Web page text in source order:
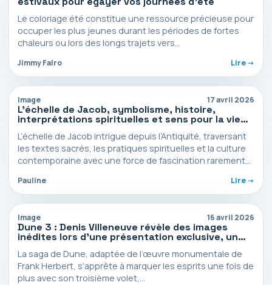
Le coloriage été constitue une ressource précieuse pour
occuper les plus jeunes durant les périodes de fortes
chaleurs ou lors des longs trajets vers…
Jimmy Falro Lire ->
Image 17 avril 2026
L’échelle de Jacob, symbolisme, histoire,
interprétations spirituelles et sens pour la vie
moderne
L’échelle de Jacob intrigue depuis l’Antiquité, traversant
les textes sacrés, les pratiques spirituelles et la culture
contemporaine avec une force de fascination rarement
Pauline Lire ->
Image 16 avril 2026
Dune 3 : Denis Villeneuve révèle des images
inédites lors d’une présentation exclusive, un
impact visuel saisissant
La saga de Dune, adaptée de l’œuvre monumentale de
Frank Herbert, s’apprête à marquer les esprits une fois de
plus avec son troisième volet,…